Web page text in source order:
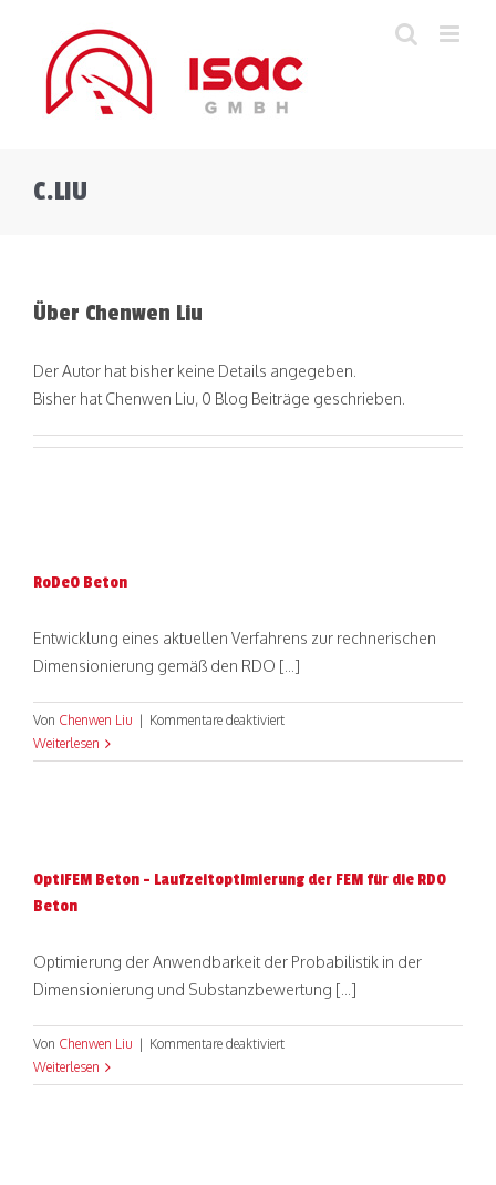
springen
C.LIU
Über Chenwen Liu
Der Autor hat bisher keine Details angegeben.
Bisher hat Chenwen Liu, 0 Blog Beiträge geschrieben.
RoDeO Beton
Entwicklung eines aktuellen Verfahrens zur rechnerischen
Dimensionierung gemäß den RDO [...]
Von Chenwen Liu | Kommentare deaktiviertfür
Beton
Weiterlesen
OptiFEM Beton – Laufzeitoptimierung der FEM für die RDO
Beton
Optimierung der Anwendbarkeit der Probabilistik in der
Dimensionierung und Substanzbewertung [...]
Von Chenwen Liu | Kommentare deaktiviertfür
Beton
Weiterlesen